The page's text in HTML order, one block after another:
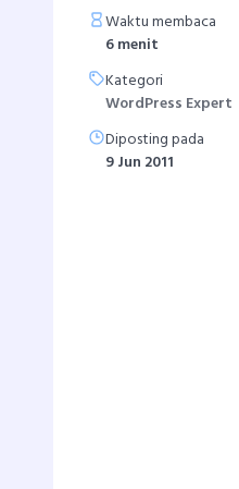
Waktu membaca
6 menit
Kategori
WordPress Expert
Diposting pada
9 Jun 2011